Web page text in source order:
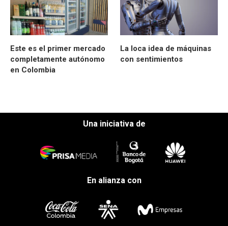
Este es el primer mercado
completamente autónomo
en Colombia
La loca idea de máquinas
con sentimientos
Una iniciativa de
En alianza con